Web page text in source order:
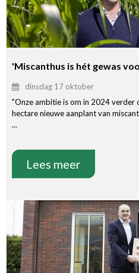
'Miscanthus is hét gewas
dinsdag 17 oktober
"Onze ambitie is om in 2024 verder
hectare nieuwe aanplant van
...
Lees meer